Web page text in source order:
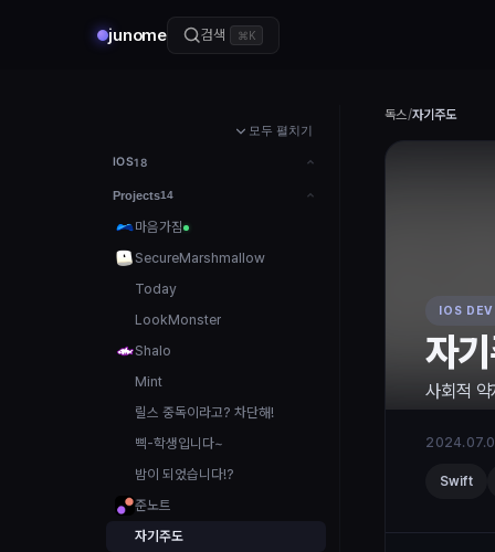
junome 검색 ⌘K
모두 펼치기
IOS18
Projects14
마음가짐
SecureMarshmallow
Today
LookMonster
Shalo
Mint
릴스 중독이라고? 차단해!
삑-학생입니다~
밤이 되었습니다!?
준노트
자기주도
독스/자기주도
IOS
자
사회적
Swift